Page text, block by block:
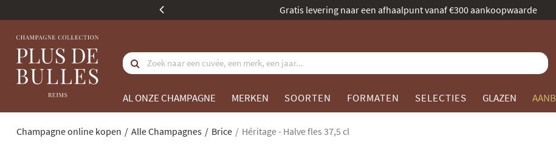
Benoemd tot beste champagnespecialist door Gault & Millau
AL ONZE CHAMPAGNE MERKEN SOORTEN FORMATEN SELECTIES GLAZEN
Champagne online kopen Alle Champagnes Brice Héritage - Halve fles 37,5 cl